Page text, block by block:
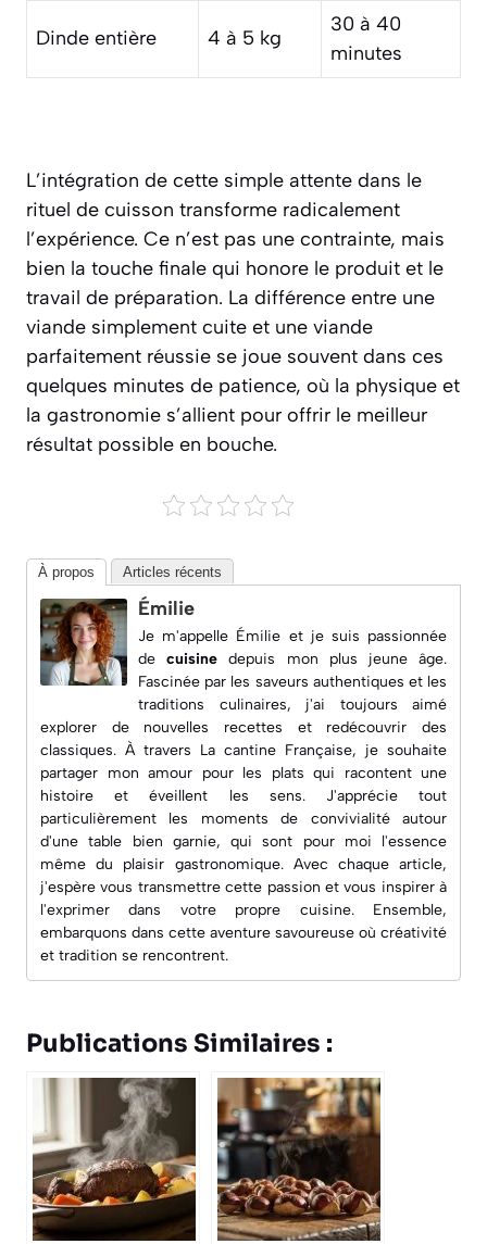
Dinde entière 4 à 5 kg
30 à 40
minutes
L’intégration de cette simple attente dans le
rituel de cuisson transforme radicalement
l’expérience. Ce n’est pas une contrainte, mais
bien la touche finale qui honore le produit et le
travail de préparation. La différence entre une
viande simplement cuite et une viande
parfaitement réussie se joue souvent dans ces
quelques minutes de patience, où la physique et
la gastronomie s’allient pour offrir le meilleur
résultat possible en bouche.
À propos Articles récents
Émilie
Je m'appelle Émilie et je suis passionnée
decuisine depuis mon plus jeune âge.
Fascinée par les saveurs authentiques et les
traditions culinaires, j'ai toujours aimé
explorer de nouvelles recettes et redécouvrir des
classiques. À travers La cantine Française, je souhaite
partager mon amour pour les plats qui racontent une
histoire et éveillent les sens. J'apprécie tout
particulièrement les moments de convivialité autour
d'une table bien garnie, qui sont pour moi l'essence
même du plaisir gastronomique. Avec chaque article,
j'espère vous transmettre cette passion et vous inspirer à
l'exprimer dans votre propre cuisine. Ensemble,
embarquons dans cette aventure savoureuse où créativité
et tradition se rencontrent.
Publications Similaires :